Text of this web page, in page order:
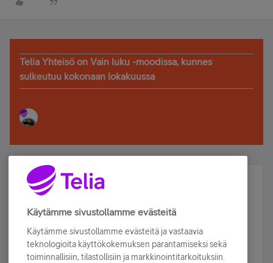
Telia Yhteisö on Vain luku -moodissa, kunnes
sulkeutuu kokonaan lokakuussa
Älä jää paitsi – osallistu ja voita!
Tilaa Telian uutiskirje ja olet mukana arvonnassa.
sähköpostiisi.
Käytämme sivustollamme evästeitä
Käytämme sivustollamme evästeitä ja vastaavia
teknologioita käyttökokemuksen parantamiseksi sekä
toiminnallisiin, tilastollisiin ja markkinointitarkoituksiin.